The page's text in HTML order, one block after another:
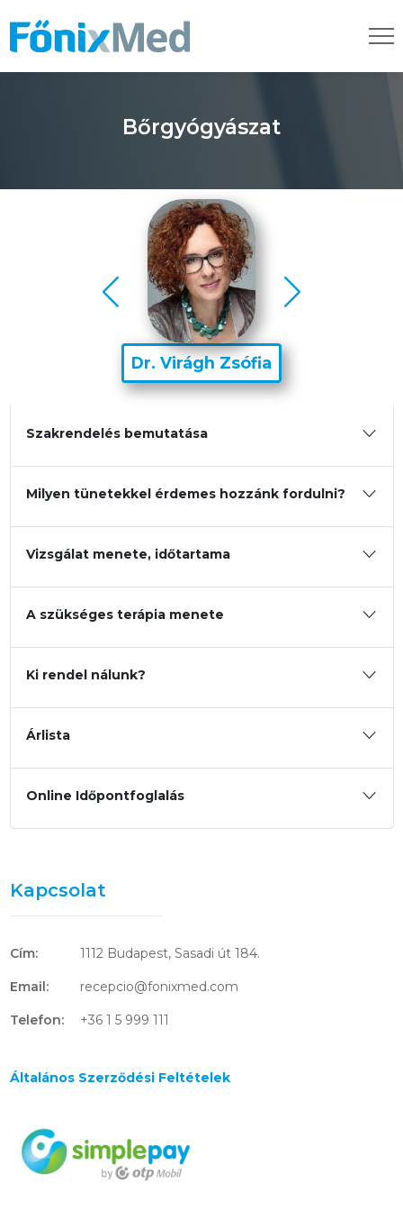
Bőrgyógyászat
Szakrendelés bemutatása
Milyen tünetekkel érdemes hozzánk fordulni?
Vizsgálat menete, időtartama
A szükséges terápia menete
Ki rendel nálunk?
Árlista
Online Időpontfoglalás
Kapcsolat
Cím: 1112 Budapest, Sasadi út 184.
Email: recepcio@fonixmed.com
Telefon: +36 1 5 999 111
Általános Szerződési Feltételek